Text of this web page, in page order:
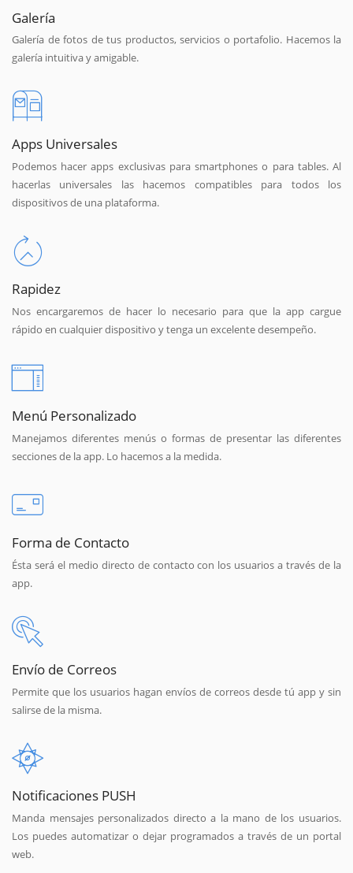
Galería
Galería de fotos de tus productos, servicios o portafolio. Hacemos la
galería intuitiva y amigable.
Apps Universales
Podemos hacer apps exclusivas para smartphones o para tables. Al
hacerlas universales las hacemos compatibles para todos los
dispositivos de una plataforma.
Rapidez
Nos encargaremos de hacer lo necesario para que la app cargue
rápido en cualquier dispositivo y tenga un excelente desempeño.
Menú Personalizado
Manejamos diferentes menús o formas de presentar las diferentes
secciones de la app. Lo hacemos a la medida.
Forma de Contacto
Ésta será el medio directo de contacto con los usuarios a través de la
app.
Envío de Correos
Permite que los usuarios hagan envíos de correos desde tú app y sin
salirse de la misma.
Notificaciones PUSH
Manda mensajes personalizados directo a la mano de los usuarios.
Los puedes automatizar o dejar programados a través de un portal
web.